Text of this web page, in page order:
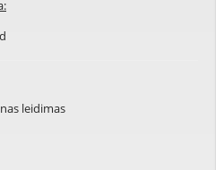
leidimas